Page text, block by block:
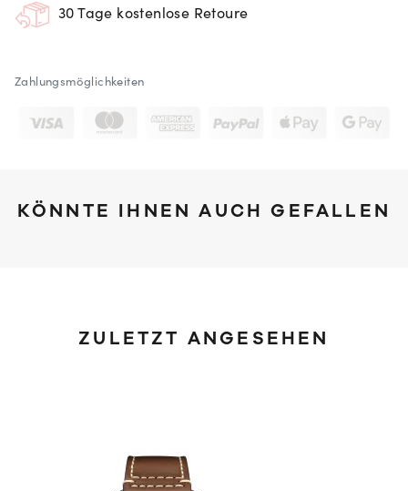
30 Tage kostenlose Retoure
Zahlungsmöglichkeiten
KÖNNTE IHNEN AUCH GEFALLEN
ZULETZT ANGESEHEN